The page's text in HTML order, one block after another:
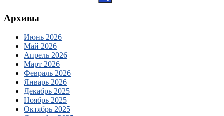
Архивы
Июнь 2026
Май 2026
Апрель 2026
Март 2026
Февраль 2026
Январь 2026
Декабрь 2025
Ноябрь 2025
Октябрь 2025